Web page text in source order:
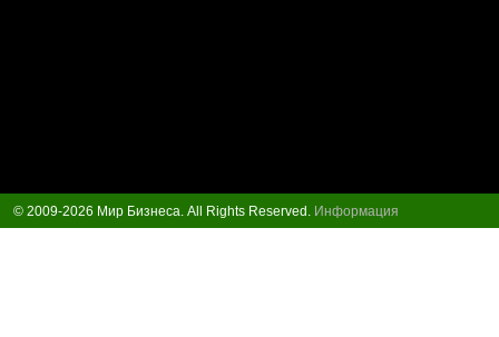
© 2009-2026 Мир Бизнеса. All Rights Reserved. Информация